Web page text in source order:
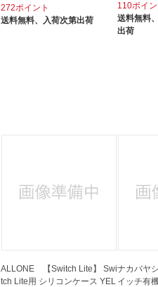
272ポイント
送料無料、 入荷次第出荷
110ポイン
送料無料、
出荷
ALLONE 【Switch Lite】 Swi
tch Lite用 シリコンケース YEL
ナカバヤ
イッチ有